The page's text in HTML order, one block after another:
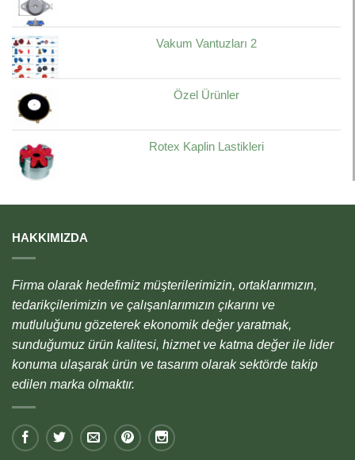
Vakum Vantuzları 2
Özel Ürünler
Rotex Kaplin Lastikleri
HAKKIMIZDA
Firma olarak hedefimiz müşterilerimizin, ortaklarımızın,
tedarikçilerimizin ve çalışanlarımızın çıkarını ve
mutluluğunu gözeterek ekonomik değer yaratmak,
sunduğumuz ürün kalitesi, hizmet ve katma değer ile lider
konuma ulaşarak ürün ve tasarım olarak sektörde takip
edilen marka olmaktır.